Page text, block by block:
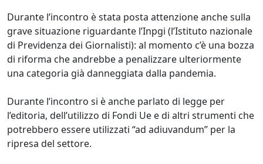
Durante l’incontro è stata posta attenzione anche sulla
grave situazione riguardante l’Inpgi (l’Istituto nazionale
di Previdenza dei Giornalisti): al momento c’è una bozza
di riforma che andrebbe a penalizzare ulteriormente
una categoria già danneggiata dalla pandemia.
Durante l’incontro si è anche parlato di legge per
l’editoria, dell’utilizzo di Fondi Ue e di altri strumenti che
potrebbero essere utilizzati “ad adiuvandum” per la
ripresa del settore.